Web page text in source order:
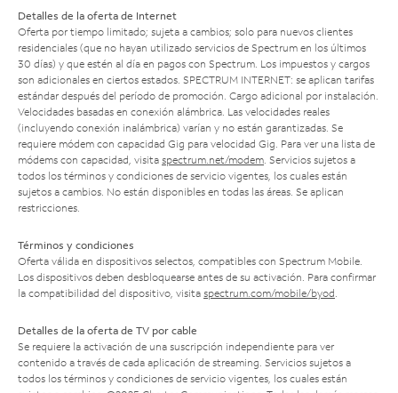
Detalles de la oferta de Internet
Oferta por tiempo limitado; sujeta a cambios; solo para nuevos clientes
residenciales (que no hayan utilizado servicios de Spectrum en los últimos
30 días) y que estén al día en pagos con Spectrum. Los impuestos y cargos
son adicionales en ciertos estados. SPECTRUM INTERNET: se aplican tarifas
estándar después del período de promoción. Cargo adicional por instalación.
Velocidades basadas en conexión alámbrica. Las velocidades reales
(incluyendo conexión inalámbrica) varían y no están garantizadas. Se
requiere módem con capacidad Gig para velocidad Gig. Para ver una lista de
módems con capacidad, visita spectrum.net/modem . Servicios sujetos a
todos los términos y condiciones de servicio vigentes, los cuales están
sujetos a cambios. No están disponibles en todas las áreas. Se aplican
restricciones.
Términos y condiciones
Oferta válida en dispositivos selectos, compatibles con Spectrum Mobile.
Los dispositivos deben desbloquearse antes de su activación. Para confirmar
la compatibilidad del dispositivo, visita spectrum.com/mobile/byod
Detalles de la oferta de TV por cable
Se requiere la activación de una suscripción independiente para ver
contenido a través de cada aplicación de streaming. Servicios sujetos a
todos los términos y condiciones de servicio vigentes, los cuales están